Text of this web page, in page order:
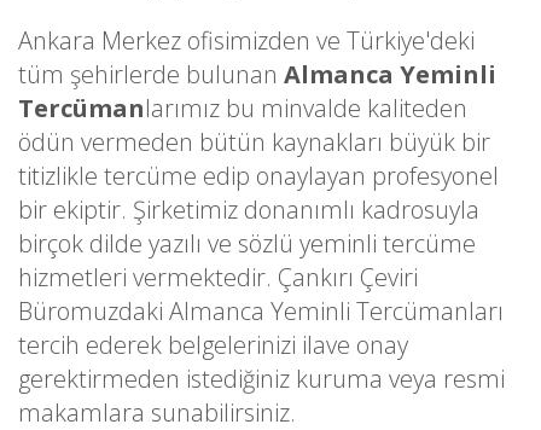
Ankara Merkez ofisimizden ve Türkiye'deki
tüm şehirlerde bulunan Almanca Yeminli
Tercümanlarımız bu minvalde kaliteden
ödün vermeden bütün kaynakları büyük bir
titizlikle tercüme edip onaylayan profesyonel
bir ekiptir. Şirketimiz donanımlı kadrosuyla
birçok dilde yazılı ve sözlü yeminli tercüme
hizmetleri vermektedir. Çankırı Çeviri
Büromuzdaki Almanca Yeminli Tercümanları
tercih ederek belgelerinizi ilave onay
gerektirmeden istediğiniz kuruma veya resmi
makamlara sunabilirsiniz.